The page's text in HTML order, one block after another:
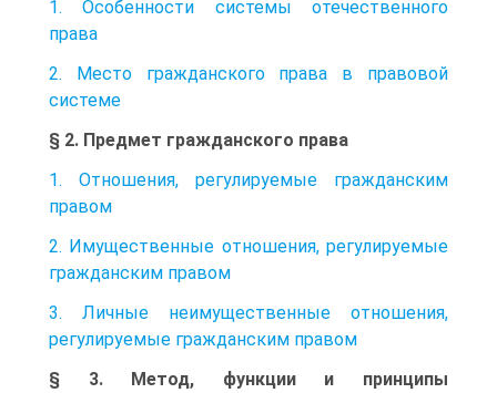
1. Особенности системы отечественного
права
2. Место гражданского права в правовой
системе
§ 2. Предмет гражданского права
1. Отношения, регулируемые гражданским
правом
2. Имущественные отношения, регулируемые
гражданским правом
3. Личные неимущественные отношения,
регулируемые гражданским правом
§ 3. Метод, функции и принципы